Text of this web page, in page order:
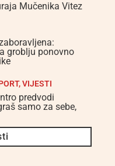
Mučenika Vitez
groblju ponovno
,VIJESTI
predvodi
samo za sebe,